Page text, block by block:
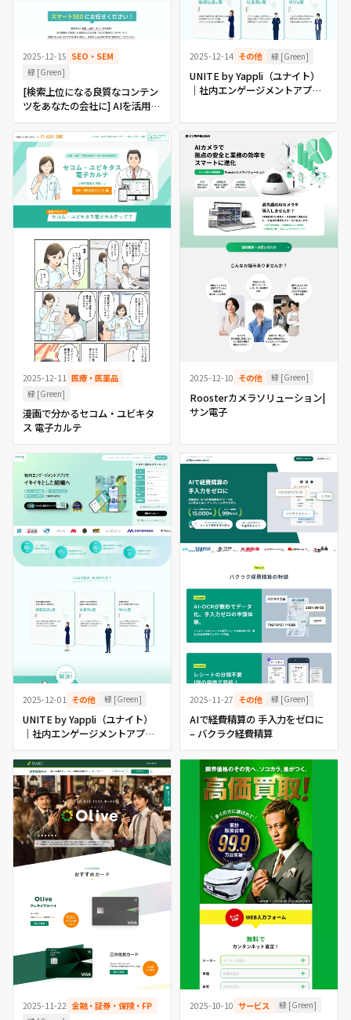
2025-12-15 SEO・SEM
緑 [Green]
[検索上位になる良質なコンテン
ツをあなたの会社に] AIを活用し
たSEO記事制作代行｜スマート
SEO｜東京都
2025-12-14 その他 緑 [Green]
UNITE by Yappli（ユナイト）
｜社内エンゲージメントアプリ
2025-12-11 医療・医薬品
緑 [Green]
漫画で分かるセコム・ユビキタ
ス 電子カルテ
2025-12-10 その他 緑 [Green]
Roosterカメラソリューション|
サン電子
2025-12-01 その他 緑 [Green]
UNITE by Yappli（ユナイト）
｜社内エンゲージメントアプリ
でイキイキとした組織へ
2025-11-27 その他 緑 [Green]
AIで経費精算の 手入力をゼロに
– バクラク経費精算
2025-11-22 金融・証券・保険・FP
2025-10-10 サービス 緑 [Green]